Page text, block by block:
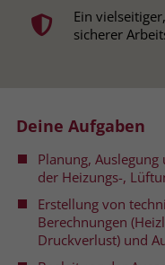
Ein
sicherer
Deine Aufgaben
Planung,
der Heizungs-,
Erstellung von
Berechnungen
Druckverlust) und
zum
Laufzeit 30
Zweck
This
Anbieter Google
Laufzeit 90
Zweck
Name